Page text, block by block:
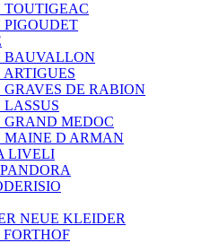
TOUTIGEAC
BAUVALLON
DE RABION
GRAND MEDOC
MAINE D ARMAN
LIVELI
NEUE KLEIDER